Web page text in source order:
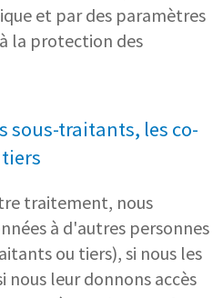
et par des paramètres
la protection des
sous-traitants, les co-
traitement, nous
à d'autres personnes
ou tiers), si nous les
leur donnons accès